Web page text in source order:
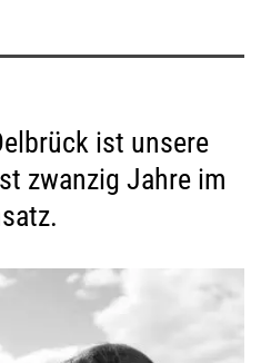
ist unsere
zwanzig Jahre im